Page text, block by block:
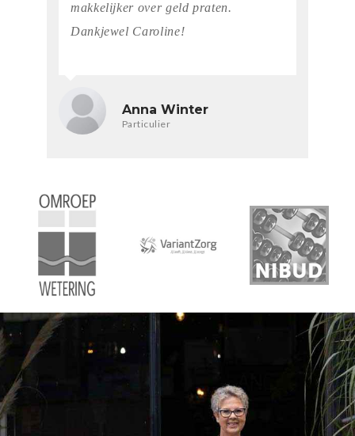
makkelijker over geld praten.
Dankjewel Caroline!
Anna Winter
Particulier